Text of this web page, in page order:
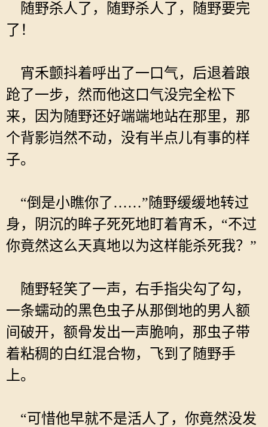
随野杀人了，随野杀人了，随野要完
了！
宵禾颤抖着呼出了一口气，后退着踉
跄了一步，然而他这口气没完全松下
来，因为随野还好端端地站在那里，那
个背影岿然不动，没有半点儿有事的样
子。
“倒是小瞧你了……”随野缓缓地转过
身，阴沉的眸子死死地盯着宵禾，“不过
你竟然这么天真地以为这样能杀死我？”
随野轻笑了一声，右手指尖勾了勾，
一条蠕动的黑色虫子从那倒地的男人额
间破开，额骨发出一声脆响，那虫子带
着粘稠的白红混合物，飞到了随野手
上。
“可惜他早就不是活人了，你竟然没发